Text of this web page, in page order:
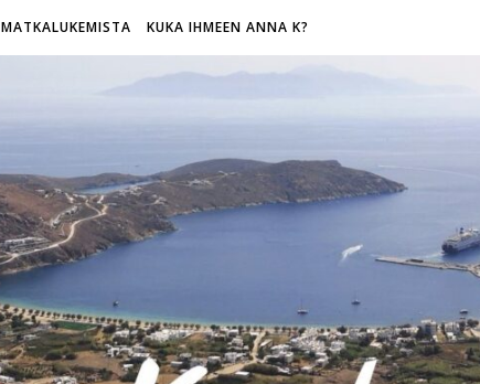
MATKALUKEMISTA KUKA IHMEEN ANNA K?